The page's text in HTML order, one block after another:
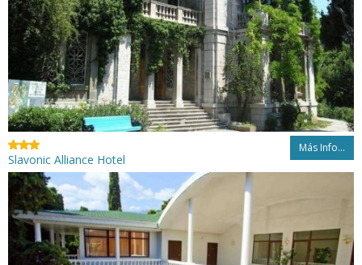
Más Info...
Slavonic Alliance Hotel